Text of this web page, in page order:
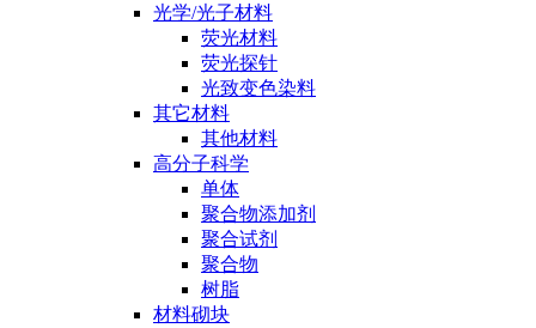
光学/光子材料
荧光材料
荧光探针
光致变色染料
其它材料
其他材料
高分子科学
单体
聚合物添加剂
聚合试剂
聚合物
树脂
材料砌块